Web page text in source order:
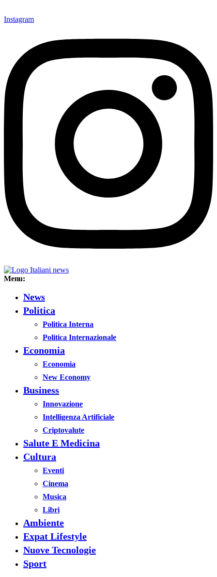
Instagram
Menu:
News
Politica
Politica Interna
Politica Internazionale
Economia
Economia
New Economy
Business
Innovazione
Intelligenza Artificiale
Criptovalute
Salute E Medicina
Cultura
Eventi
Cinema
Musica
Libri
Ambiente
Expat Lifestyle
Nuove Tecnologie
Sport